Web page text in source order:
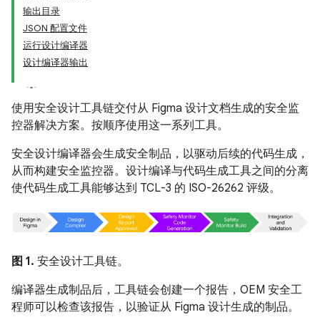
输出目录
JSON 配置文件
运行设计编译器
设计编译器输出
使用安全设计工具链交付从 Figma 设计文档生成的安全监
控器解决方案。按顺序使用这一系列工具。
安全设计编译器会生成安全制品，以驱动后续的代码生成，
从而构建安全监控器。设计编译与代码生成工具之间的分离
使代码生成工具能够达到 TCL-3 的 ISO-26262 评级。
图 1. 安全设计工具链。
编译器生成制品后，工具链会创建一个报告，OEM 安全工
程师可以检查该报告，以验证从 Figma 设计生成的制品。